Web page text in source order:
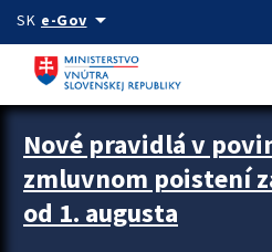
Preskocit na hlavný obsah
SK e-Govarrow_drop_down
Zastavit automatický posun upútavok
Nové pravidlá v
zmluvnom poistení
od 1. augusta